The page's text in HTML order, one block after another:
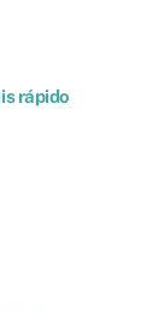
rápido